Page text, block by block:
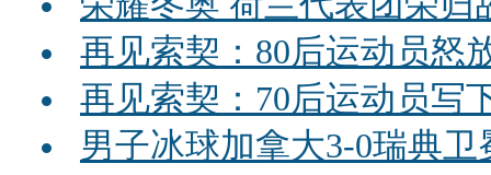
再见索契：80后运动员怒
再见索契：70后运动员写
男子冰球加拿大3-0瑞典